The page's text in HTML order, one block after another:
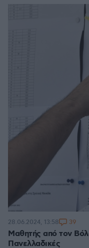
Μαθητής από τον
Πανελλαδικές
28.06.2024, 13:58 39